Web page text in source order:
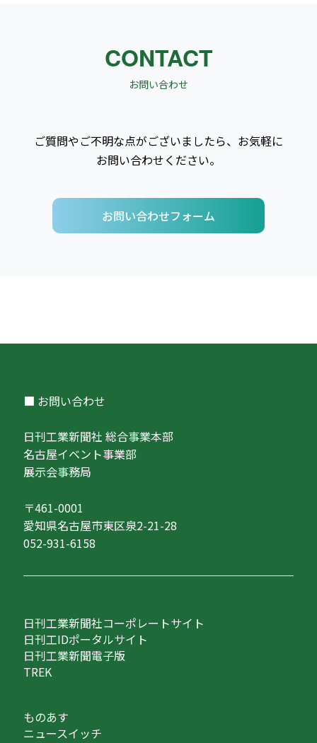
CONTACT
お問い合わせ
ご質問やご不明な点がございましたら、お気軽に
お問い合わせください。
お問い合わせフォーム
■ お問い合わせ
日刊工業新聞社 総合事業本部
名古屋イベント事業部
展示会事務局
〒461-0001
愛知県名古屋市東区泉2-21-28
052-931-6158
日刊工業新聞社コーポレートサイト
日刊工IDポータルサイト
日刊工業新聞電子版
TREK
ものあす
ニュースイッチ